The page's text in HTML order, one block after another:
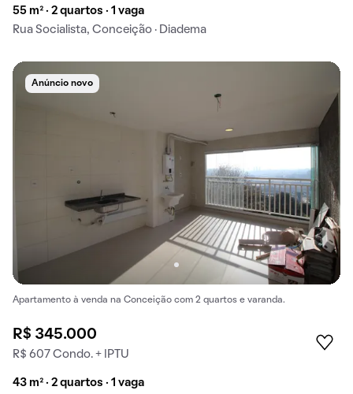
55 m² · 2 quartos · 1 vaga
Rua Socialista, Conceição · Diadema
Anúncio novo
Apartamento à venda na Conceição com 2 quartos e varanda.
R$ 345.000
R$ 607 Condo. + IPTU
43 m² · 2 quartos · 1 vaga